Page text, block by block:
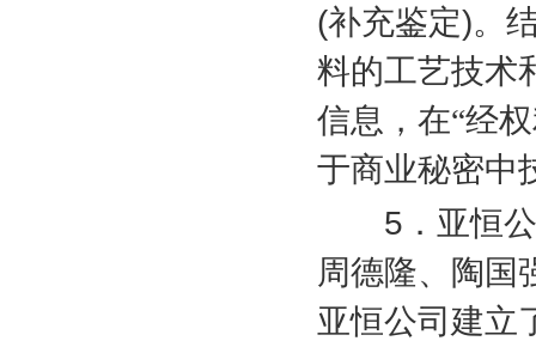
(补充鉴定)。
料的工艺技术
信息，在“经
于商业秘密中
5 ．亚恒
周德隆、陶国
亚恒公司建立